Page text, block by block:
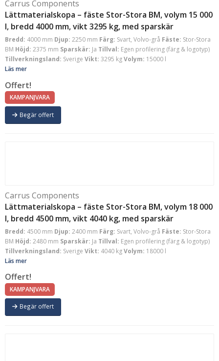
Carrus Components
Lättmaterialskopa – fäste Stor-Stora BM, volym 15 000
l, bredd 4000 mm, vikt 3295 kg, med sparskär
Bredd: 4000 mm Djup: 2250 mm Färg: Svart, Volvo-grå Fäste: Stor-Stora
BM Höjd: 2375 mm Sparskär: Ja Tillval: Egen profilering (färg & logotyp)
Tillverkningsland: Sverige Vikt: 3295 kgVolym: 15000 l
Läs mer
Offert!
KAMPANJVARA
Begär offert
Carrus Components
Lättmaterialskopa – fäste Stor-Stora BM, volym 18 000
l, bredd 4500 mm, vikt 4040 kg, med sparskär
Bredd: 4500 mm Djup: 2400 mm Färg: Svart, Volvo-grå Fäste: Stor-Stora
BM Höjd: 2480 mm Sparskär: Ja Tillval: Egen profilering (färg & logotyp)
Tillverkningsland: Sverige Vikt: 4040 kgVolym: 18000 l
Läs mer
Offert!
KAMPANJVARA
Begär offert